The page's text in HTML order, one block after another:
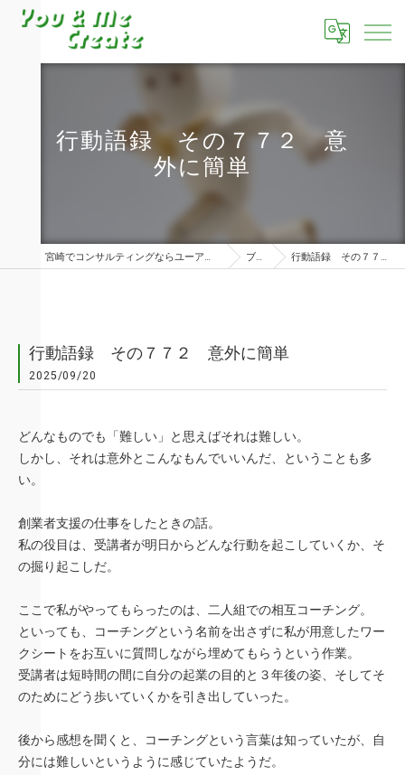
行動語録 その７７２ 意
外に簡単
宮崎でコンサルティングならユーアンドミークリエイト株式会社 ブログ 行動語録 その７７２ 意外に簡単
行動語録 その７７２ 意外に簡単
2025/09/20
どんなものでも「難しい」と思えばそれは難しい。
しかし、それは意外とこんなもんでいいんだ、ということも多
い。
創業者支援の仕事をしたときの話。
私の役目は、受講者が明日からどんな行動を起こしていくか、そ
の掘り起こしだ。
ここで私がやってもらったのは、二人組での相互コーチング。
といっても、コーチングという名前を出さずに私が用意したワー
クシートをお互いに質問しながら埋めてもらうという作業。
受講者は短時間の間に自分の起業の目的と３年後の姿、そしてそ
のためにどう歩いていくかを引き出していった。
後から感想を聞くと、コーチングという言葉は知っていたが、自
分には難しいというように感じていたようだ。